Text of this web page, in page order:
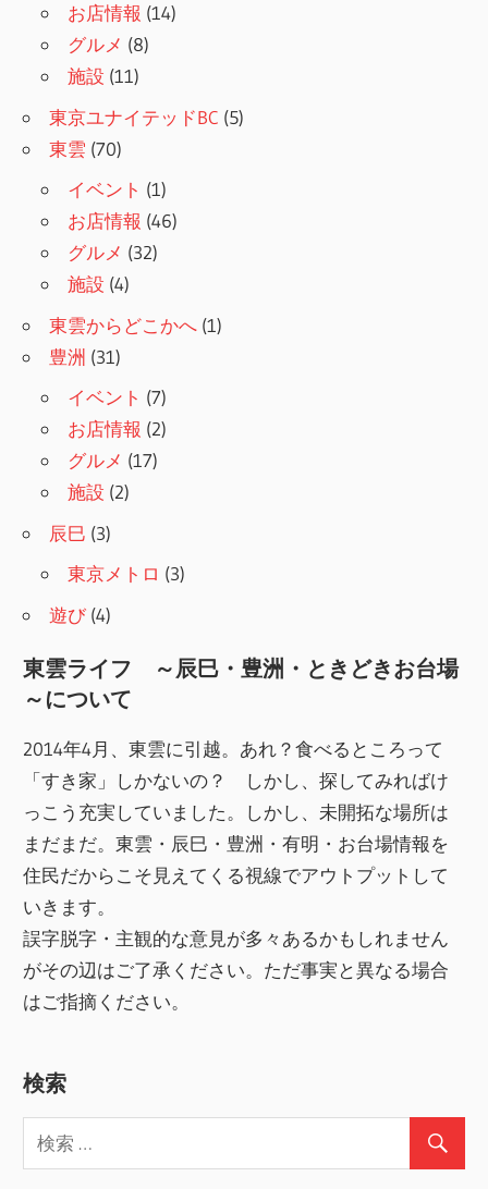
お店情報 (14)
グルメ (8)
施設 (11)
東京ユナイテッドBC (5)
東雲 (70)
イベント (1)
お店情報 (46)
グルメ (32)
施設 (4)
東雲からどこかへ (1)
豊洲 (31)
イベント (7)
お店情報 (2)
グルメ (17)
施設 (2)
辰巳 (3)
東京メトロ (3)
遊び (4)
東雲ライフ ～辰巳・豊洲・ときどきお台場
～について
2014年4月、東雲に引越。あれ？食べるところって
「すき家」しかないの？ しかし、探してみればけ
っこう充実していました。しかし、未開拓な場所は
まだまだ。東雲・辰巳・豊洲・有明・お台場情報を
住民だからこそ見えてくる視線でアウトプットして
いきます。
誤字脱字・主観的な意見が多々あるかもしれません
がその辺はご了承ください。ただ事実と異なる場合
はご指摘ください。
検索